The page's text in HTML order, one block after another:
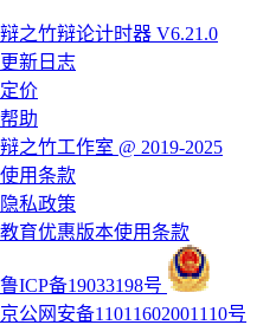
辩之竹辩论计时器 V6.21.0
更新日志
定价
帮助
辩之竹工作室 @ 2019-2025
使用条款
隐私政策
教育优惠版本使用条款
鲁ICP备19033198号
京公网安备11011602001110号